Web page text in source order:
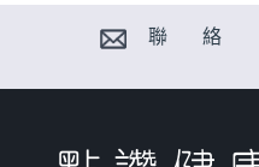
聯 絡